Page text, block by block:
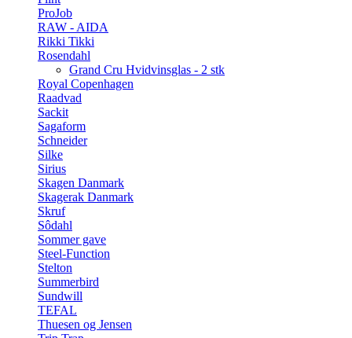
ProJob
RAW - AIDA
Rikki Tikki
Rosendahl
Grand Cru Hvidvinsglas - 2 stk
Royal Copenhagen
Raadvad
Sackit
Sagaform
Schneider
Silke
Sirius
Skagen Danmark
Skagerak Danmark
Skruf
Sôdahl
Sommer gave
Steel-Function
Stelton
Summerbird
Sundwill
TEFAL
Thuesen og Jensen